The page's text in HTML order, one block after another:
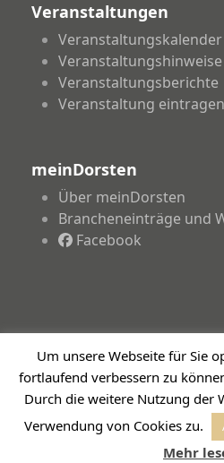
Veranstaltungen
Veranstaltungskalender
Veranstaltungshinweise
Veranstaltungsberichte
Veranstaltung eintragen
meinDorsten
Über meinDorsten
Brancheneinträge und
Facebook
Copyright 2026 -
unsere
Impressum
Um unsere Webseite für Sie
fortlaufend verbessern zu
Durch die weitere Nutzung der
Verwendung von Cookies zu.
Mehr